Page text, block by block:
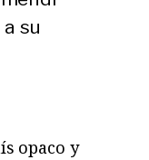
su
opaco y